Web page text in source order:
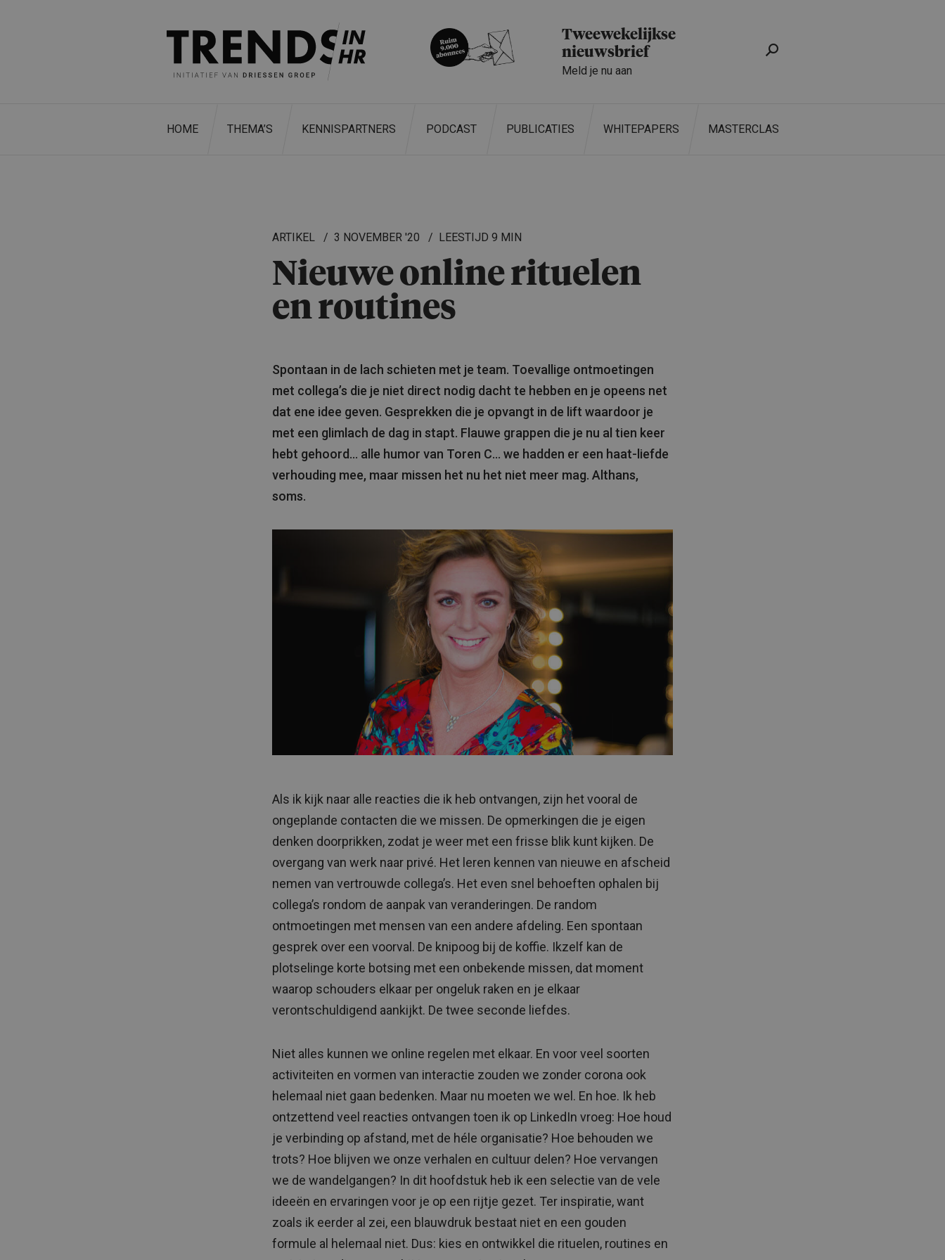
Tweewekelijkse
nieuwsbrief
Meld je nu aan
HOME THEMA’S KENNISPARTNERS PODCAST PUBLICATIES WHITEPAPERS MASTERCLASS
ARTIKEL 3 NOVEMBER '20 9 MIN
Nieuwe online rituelen
en routines
Spontaan in de lach schieten met je team. Toevallige ontmoetingen
met collega’s die je niet direct nodig dacht te hebben en je opeens net
dat ene idee geven. Gesprekken die je opvangt in de lift waardoor je
met een glimlach de dag in stapt. Flauwe grappen die je nu al tien keer
hebt gehoord… alle humor van Toren C… we hadden er een haat-liefde
verhouding mee, maar missen het nu het niet meer mag. Althans,
soms.
Als ik kijk naar alle reacties die ik heb ontvangen, zijn het vooral de
ongeplande contacten die we missen. De opmerkingen die je eigen
denken doorprikken, zodat je weer met een frisse blik kunt kijken. De
overgang van werk naar privé. Het leren kennen van nieuwe en afscheid
nemen van vertrouwde collega’s. Het even snel behoeften ophalen bij
collega’s rondom de aanpak van veranderingen. De random
ontmoetingen met mensen van een andere afdeling. Een spontaan
gesprek over een voorval. De knipoog bij de koffie. Ikzelf kan de
plotselinge korte botsing met een onbekende missen, dat moment
waarop schouders elkaar per ongeluk raken en je elkaar
verontschuldigend aankijkt. De twee seconde liefdes.
Niet alles kunnen we online regelen met elkaar. En voor veel soorten
activiteiten en vormen van interactie zouden we zonder corona ook
helemaal niet gaan bedenken. Maar nu moeten we wel. En hoe. Ik heb
ontzettend veel reacties ontvangen toen ik op LinkedIn vroeg: Hoe houd
je verbinding op afstand, met de héle organisatie? Hoe behouden we
trots? Hoe blijven we onze verhalen en cultuur delen? Hoe vervangen
we de wandelgangen? In dit hoofdstuk heb ik een selectie van de vele
ideeën en ervaringen voor je op een rijtje gezet. Ter inspiratie, want
zoals ik eerder al zei, een blauwdruk bestaat niet en een gouden
formule al helemaal niet. Dus: kies en ontwikkel die rituelen, routines en